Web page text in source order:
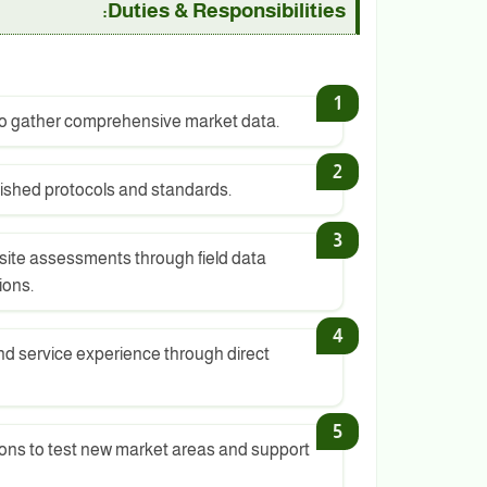
Duties & Responsibilities:
gather comprehensive market data.
protocols and standards.
assessments through field data
service experience through direct
to test new market areas and support